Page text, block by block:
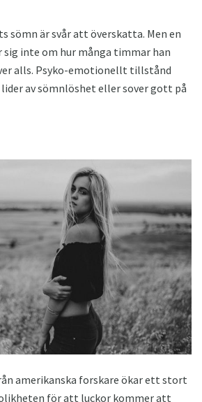
sömn är svår att överskatta. Men en
sig inte om hur många timmar han
alls. Psyko-emotionellt tillstånd
av sömnlöshet eller sover gott på
amerikanska forskare ökar ett stort
för att luckor kommer att